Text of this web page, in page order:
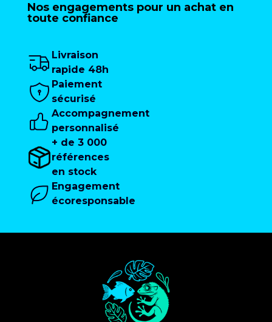
Nos engagements pour un achat en
toute confiance
Livraison
rapide 48h
Paiement
sécurisé
Accompagnement
personnalisé
+ de 3 000
références
en stock
Engagement
écoresponsable